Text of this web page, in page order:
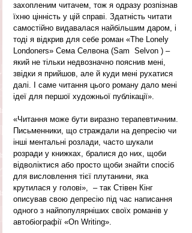
захопленим читачем, тож я одразу розпізнав
їхню цінність у цій справі. Здатність читати
самостійно видавалася найбільшим даром, і
тоді я відкрив для себе роман «The Lonely
Londoners» Сема Селвона (Sam  Selvon ) –
який не тільки недвозначно пояснив мені,
звідки я прийшов, але й куди мені рухатися
далі. І саме читання цього роману дало мені
ідеї для першої художньої публікації».
«Читання може бути виразно терапевтичним.
Письменники, що страждали на депресію чи
інші ментальні розлади, часто шукали
розради у книжках, бралися до них, щоби
відволіктися або просто щоби знайти спосіб
для висловлення тієї плутанини, яка
крутилася у голові»,  – так Стівен Кінг
описував свою депресію під час написання
одного з найпопулярніших своїх романів у
автобіографії «On Writing».